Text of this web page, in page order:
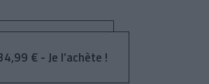
€ - Je l’achète !